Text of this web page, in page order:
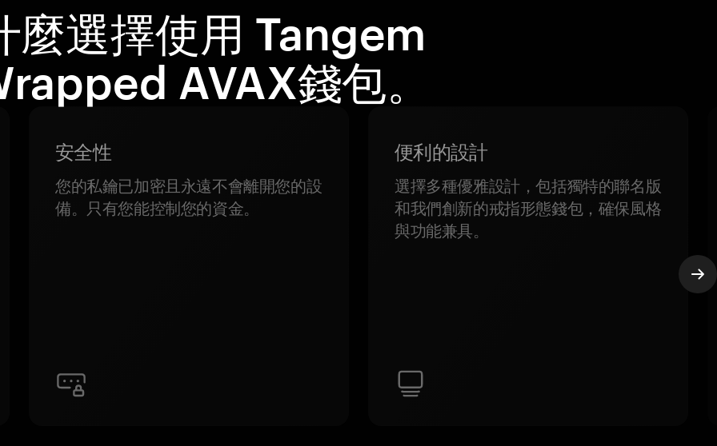
麼選擇使用 Tangem
AVAX錢包。
安全性
您的私鑰已加密且永遠不會離開您的設
備。只有您能控制您的資金。
便利的設計
選擇多種優雅設計，包括獨特的聯名版
和我們創新的戒指形態錢包，確保風格
與功能兼具。